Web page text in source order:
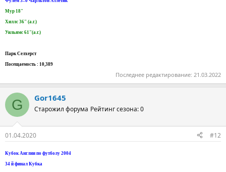
Мур 18"
Хиллс 36" (а.г.)
Уильямс 61"(а.г.)
Парк Селхерст
Посещаемость : 10,389
Последнее редактирование: 21.03.2022
G Gor1645
Старожил форума Рейтинг сезона: 0
01.04.2020 #12
Кубок Англии по футболу 2004
34 й финал Кубка